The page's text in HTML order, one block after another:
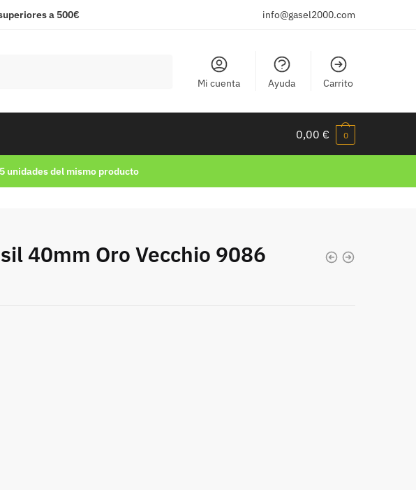
a 500€ info@gasel2000.com
Mi cuenta Ayuda Carrito
0,00 € 0
unidades del mismo producto
40mm Oro Vecchio 9086